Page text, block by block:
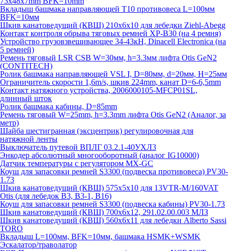
Вкладыш башмака направляющей T10 противовеса L=100мм
BFK=10мм
Шкив канатоведущий (КВШ) 210х6х10 для лебедки Ziehl-Abegg
Контакт контроля обрыва тяговых ремней XP-B30 (на 4 ремня)
Устройство грузовзвешивающее 34-43кН, Dinacell Electronica (на
5 ремней)
Ремень тяговый LSR CSB W=30мм, h=3.3мм лифта Otis GeN2
(CONTITECH)
Ролик башмака направляющей VSL I, D=80мм, d=20мм, H=25мм
Ограничитель скорости 1,6m/s, шкив 224mm, канат D=6-6,5mm
Контакт натяжного устройства, 2006000105-MFCP01SL,
длинный шток
Ролик башмака кабины, D=85mm
Ремень тяговый W=25mm, h=3.3mm лифта Otis GeN2 (Аналог, за
метр)
Шайба шестигранная (эксцентрик) регулировочная для
натяжной ленты
Выключатель путевой ВПЛГ 03.2.1-40УХЛ3
Энкодер абсолютный многооборотный (аналог IG10000)
Датчик температуры с регулятором MX-GC
Коуш для запасовки ремней S3300 (подвеска противовеса) PV30-
1.73
Шкив канатоведущий (КВШ) 575х5х10 для 13VTR-M/160VAT
Otis (для лебедок B3, B3-1, B16)
Коуш для запасовки ремней S3300 (подвеска кабины) PV30-1.73
Шкив канатоведущий (КВШ) 700х6х12, 291.02.00.003 МЛЗ
Шкив канатоведущий (КВШ) 560х6х11 для лебедки Alberto Sassi
TORO
Вкладыш L=100мм, BFK=10мм, башмака HSMK+WSMK
Эскалатор/траволатор